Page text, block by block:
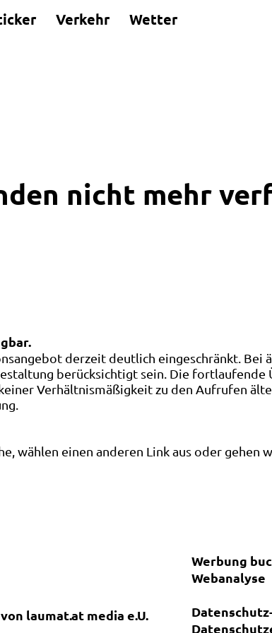
Verkehr Wetter
nicht mehr
derzeit deutlich eingeschränkt. Bei
berücksichtigt sein. Die
Verhältnismäßigkeit zu den Aufrufen
wählen einen anderen Link aus oder gehen
laumat.at media e.U.
Werbung
Webanalyse